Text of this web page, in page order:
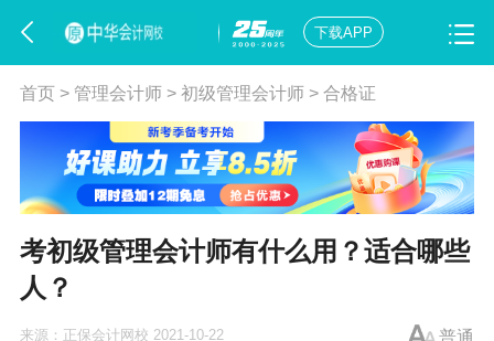
下载APP
首页> 管理会计师> 初级管理会计师> 合格证
考初级管理会计师有什么用？适合哪些
人？
来源： 正保会计网校 2021-10-22